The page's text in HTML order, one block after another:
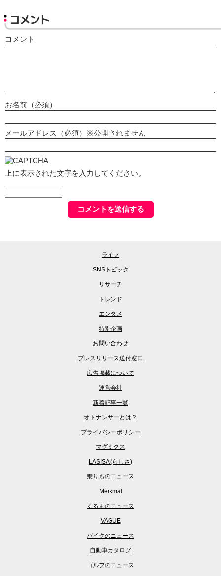
コメント
コメント
お名前（必須）
メールアドレス（必須）※公開されません
上に表示された文字を入力してください。
ライフ
SNSトピック
リサーチ
トレンド
エンタメ
特別企画
お問い合わせ
プレスリリース送付窓口
広告掲載について
運営会社
新着記事一覧
オトナンサーとは？
プライバシーポリシー
マグミクス
LASISA (らしさ)
乗りものニュース
Merkmal
くるまのニュース
VAGUE
バイクのニュース
自動車カタログ
ゴルフのニュース